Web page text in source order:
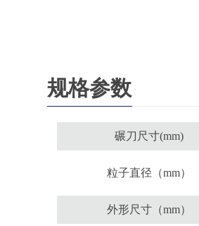
规格参数
碾刀尺寸(mm)
粒子直径（mm）
外形尺寸（mm）